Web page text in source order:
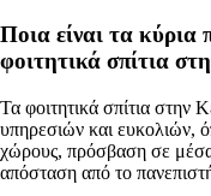
Ποια είναι τα κύρια
φοιτητικά σπίτια
Τα φοιτητικά σπίτια
υπηρεσιών και ευκολιών,
χώρους, πρόσβαση σε μέσα
απόσταση από το